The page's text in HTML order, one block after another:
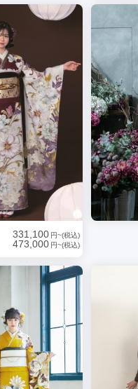
331,100 円~(税込)
473,000 円~(税込)